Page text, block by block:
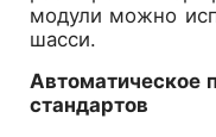
модули можно
шасси.
Автоматическое
стандартов